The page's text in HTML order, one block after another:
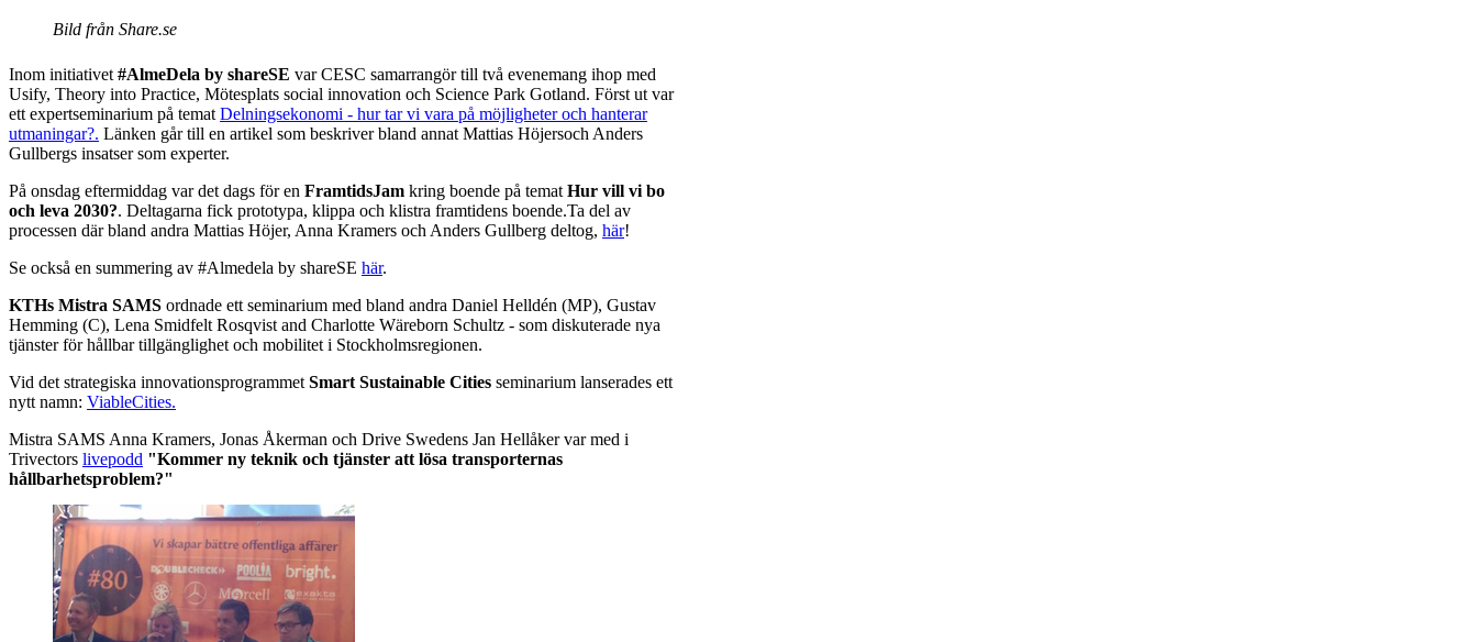
Bild från Share.se
Inom initiativet #AlmeDela by shareSE var CESC samarrangör till två evenemang ihop med
Usify, Theory into Practice, Mötesplats social innovation och Science Park Gotland. Först ut var
ett expertseminarium på temat Delningsekonomi - hur tar vi vara på möjligheter och hanterar
utmaningar?. Länken går till en artikel som beskriver bland annat Mattias Höjersoch Anders
Gullbergs insatser som experter.
På onsdag eftermiddag var det dags för en FramtidsJam kring boende på temat Hur vill vi bo
och leva 2030?. Deltagarna fick prototypa, klippa och klistra framtidens boende.Ta del av
processen där bland andra Mattias Höjer, Anna Kramers och Anders Gullberg deltog, här!
Se också en summering av #Almedela by shareSE här.
KTHs Mistra SAMS ordnade ett seminarium med bland andra Daniel Helldén (MP), Gustav
Hemming (C), Lena Smidfelt Rosqvist and Charlotte Wäreborn Schultz - som diskuterade nya
tjänster för hållbar tillgänglighet och mobilitet i Stockholmsregionen.
Vid det strategiska innovationsprogrammet Smart Sustainable Cities seminarium lanserades ett
nytt namn: ViableCities.
Mistra SAMS Anna Kramers, Jonas Åkerman och Drive Swedens Jan Hellåker var med i
Trivectors livepodd "Kommer ny teknik och tjänster att lösa transporternas
hållbarhetsproblem?"